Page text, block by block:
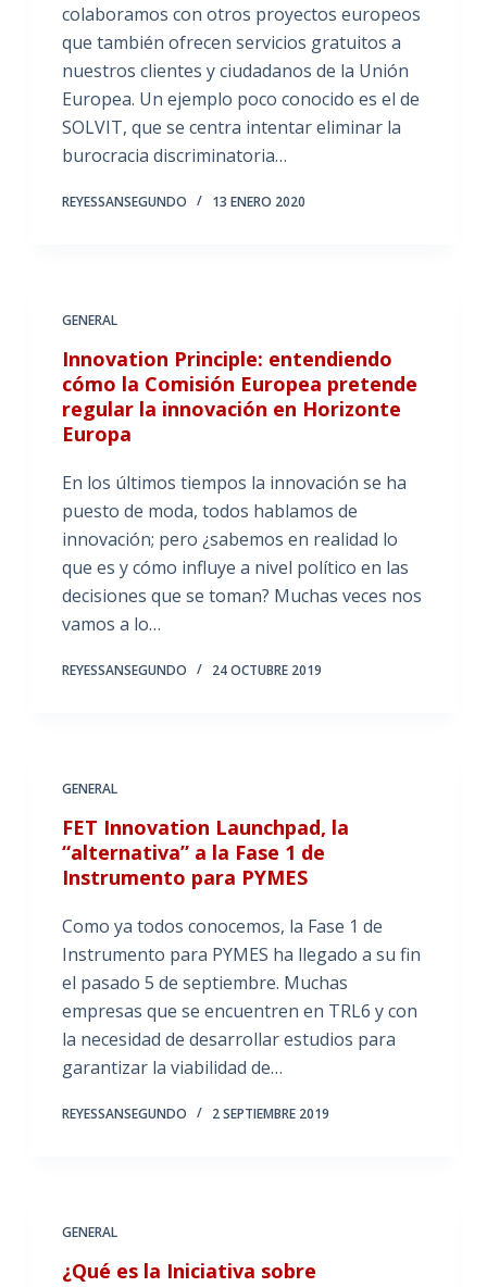
colaboramos con otros proyectos europeos
que también ofrecen servicios gratuitos a
nuestros clientes y ciudadanos de la Unión
Europea. Un ejemplo poco conocido es el de
SOLVIT, que se centra intentar eliminar la
burocracia discriminatoria…
REYESSANSEGUNDO 13 ENERO 2020
GENERAL
Innovation Principle: entendiendo
cómo la Comisión Europea pretende
regular la innovación en Horizonte
Europa
En los últimos tiempos la innovación se ha
puesto de moda, todos hablamos de
innovación; pero ¿sabemos en realidad lo
que es y cómo influye a nivel político en las
decisiones que se toman? Muchas veces nos
vamos a lo…
REYESSANSEGUNDO 24 OCTUBRE 2019
GENERAL
FET Innovation Launchpad, la
“alternativa” a la Fase 1 de
Instrumento para PYMES
Como ya todos conocemos, la Fase 1 de
Instrumento para PYMES ha llegado a su fin
el pasado 5 de septiembre. Muchas
empresas que se encuentren en TRL6 y con
la necesidad de desarrollar estudios para
garantizar la viabilidad de…
REYESSANSEGUNDO 2 SEPTIEMBRE 2019
GENERAL
¿Qué es la Iniciativa sobre